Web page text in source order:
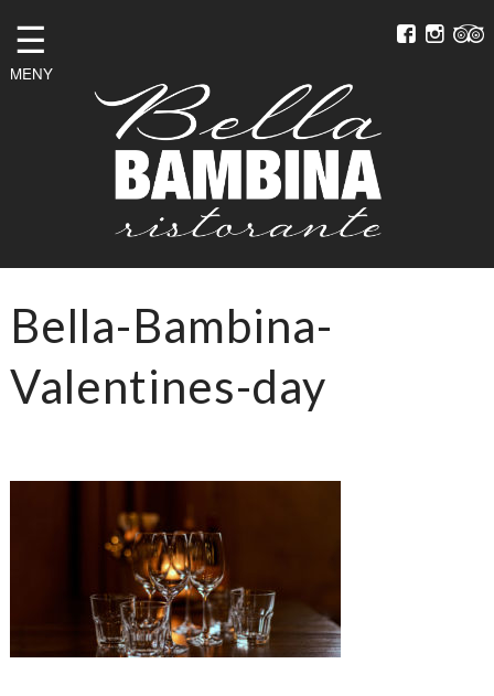
☰
MENY
Bella-Bambina-
Valentines-day